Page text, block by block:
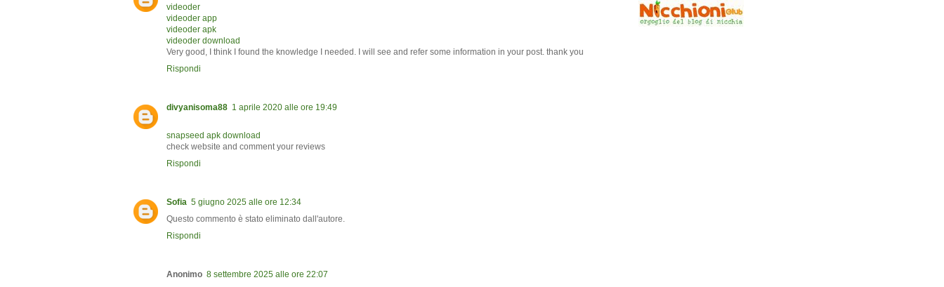
videoder
videoder app
videoder apk
videoder download
Very good, I think I found the knowledge I needed. I will see and refer some information in your post. thank you
Rispondi
divyanisoma88 1 aprile 2020 alle ore 19:49
snapseed apk download
check website and comment your reviews
Rispondi
Sofia 5 giugno 2025 alle ore 12:34
Questo commento è stato eliminato dall'autore.
Rispondi
Anonimo 8 settembre 2025 alle ore 22:07